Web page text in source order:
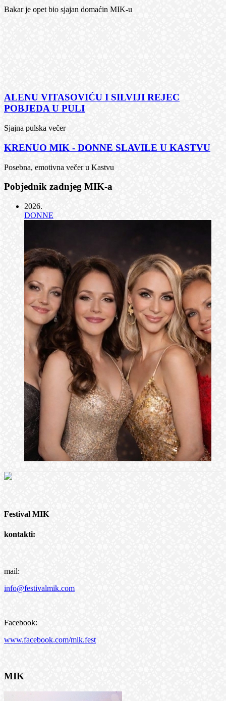
Bakar je opet bio sjajan domaćin MIK-u
ALENU VITASOVIĆU I SILVIJI REJEC
POBJEDA U PULI
Sjajna pulska večer
KRENUO MIK - DONNE SLAVILE U KASTVU
Posebna, emotivna večer u Kastvu
Pobjednik zadnjeg MIK-a
2026.
DONNE
Festival MIK
kontakti:
mail:
info@festivalmik.com
Facebook:
www.facebook.com/mik.fest
MIK